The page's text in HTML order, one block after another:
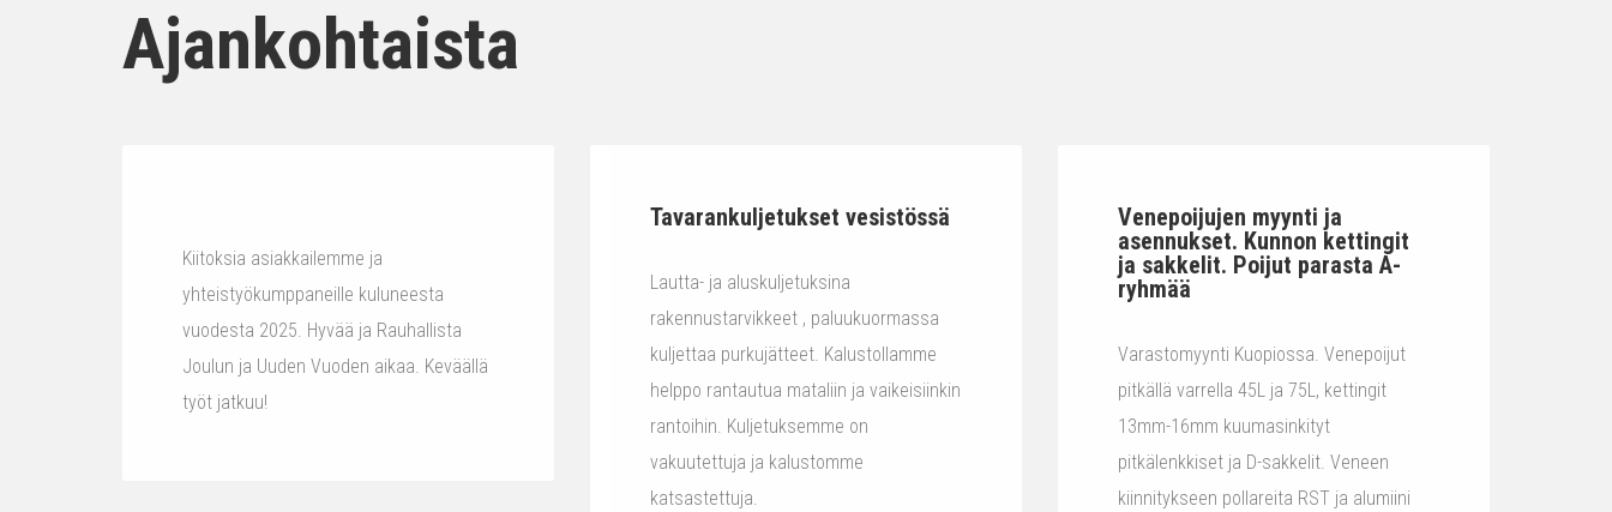
Ajankohtaista
Kiitoksia asiakkailemme ja
yhteistyökumppaneille kuluneesta
vuodesta 2025. Hyvää ja Rauhallista
Joulun ja Uuden Vuoden aikaa. Keväällä
työt jatkuu!
Tavarankuljetukset vesistössä
Lautta- ja aluskuljetuksina
rakennustarvikkeet , paluukuormassa
kuljettaa purkujätteet. Kalustollamme
helppo rantautua mataliin ja vaikeisiinkin
rantoihin. Kuljetuksemme on
vakuutettuja ja kalustomme
katsastettuja.
Venepoijujen myynti ja
asennukset. Kunnon kettingit
ja sakkelit. Poijut parasta A-
ryhmää
Varastomyynti Kuopiossa. Venepoijut
pitkällä varrella 45L ja 75L, kettingit
13mm-16mm kuumasinkityt
pitkälenkkiset ja D-sakkelit. Veneen
kiinnitykseen pollareita RST ja alumiini